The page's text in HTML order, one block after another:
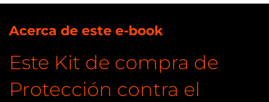
Acerca de este e-book
Este Kit de compra de
Protección contra el